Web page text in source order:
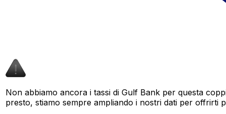
Non abbiamo ancora i tassi di Gulf Bank per questa
presto, stiamo sempre ampliando i nostri dati per offrirti